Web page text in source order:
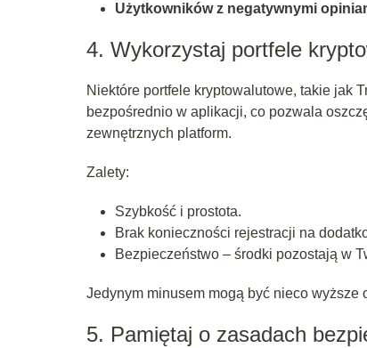
Użytkowników z negatywnymi
4. Wykorzystaj portfele
Niektóre portfele kryptowalutowe, takie jak
bezpośrednio w aplikacji, co pozwala
zewnętrznych platform.
Zalety:
Szybkość i prostota.
Brak konieczności rejestracji na
Bezpieczeństwo – środki pozostają w
Jedynym minusem mogą być nieco wyższe
5. Pamiętaj o zasadach